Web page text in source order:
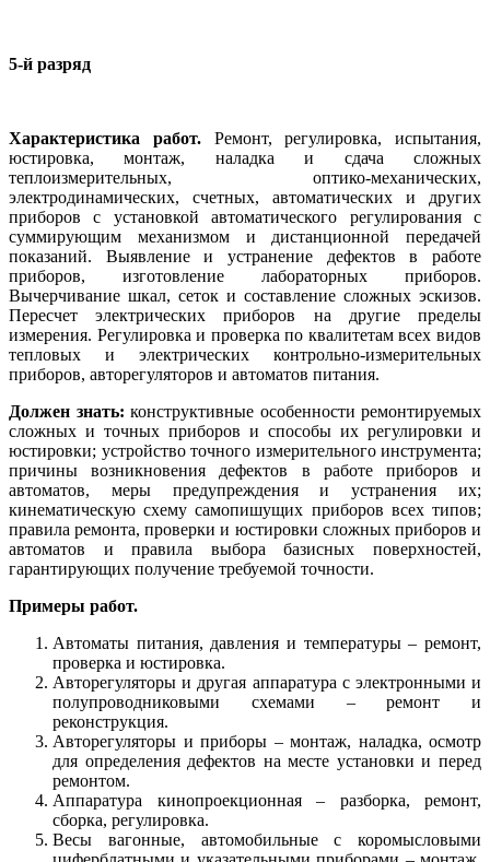
5-й разряд
Характеристика работ.Ремонт, регулировка, испытания,
юстировка, монтаж, наладка и сдача сложных
теплоизмерительных, оптико-механических,
электродинамических, счетных, автоматических и других
приборов с установкой автоматического регулирования с
суммирующим механизмом и дистанционной передачей
показаний. Выявление и устранение дефектов в работе
приборов, изготовление лабораторных приборов.
Вычерчивание шкал, сеток и составление сложных эскизов.
Пересчет электрических приборов на другие пределы
измерения. Регулировка и проверка по квалитетам всех видов
тепловых и электрических контрольно-измерительных
приборов, авторегуляторов и автоматов питания.
Должен знать: конструктивные особенности ремонтируемых
сложных и точных приборов и способы их регулировки и
юстировки; устройство точного измерительного инструмента;
причины возникновения дефектов в работе приборов и
автоматов, меры предупреждения и устранения их;
кинематическую схему самопишущих приборов всех типов;
правила ремонта, проверки и юстировки сложных приборов и
автоматов и правила выбора базисных поверхностей,
гарантирующих получение требуемой точности.
Примеры работ.
Автоматы питания, давления и температуры – ремонт,
проверка и юстировка.
Авторегуляторы и другая аппаратура с электронными и
полупроводниковыми схемами – ремонт и
реконструкция.
Авторегуляторы и приборы – монтаж, наладка, осмотр
для определения дефектов на месте установки и перед
ремонтом.
Аппаратура кинопроекционная – разборка, ремонт,
сборка, регулировка.
Весы вагонные, автомобильные с коромысловыми